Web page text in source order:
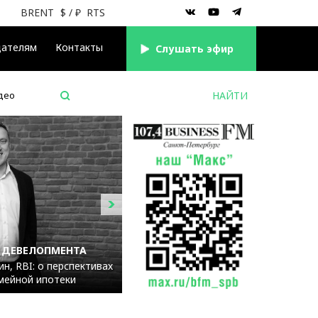
Контакты Cлушать эфир
BRENT $ / ₽ RTS
ДЕВЕЛОПМЕНТА
RBI: о перспективах
ипотеки